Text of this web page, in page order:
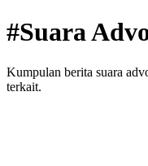
#Suara
Kumpulan berita suara
terkait.